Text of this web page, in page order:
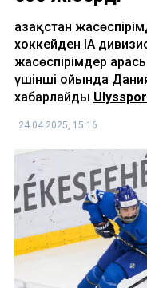
Қазақстан
хоккейден IА
жасөспірімдер
үшінші ойында
хабарлайды
24.04.2025, 15:16